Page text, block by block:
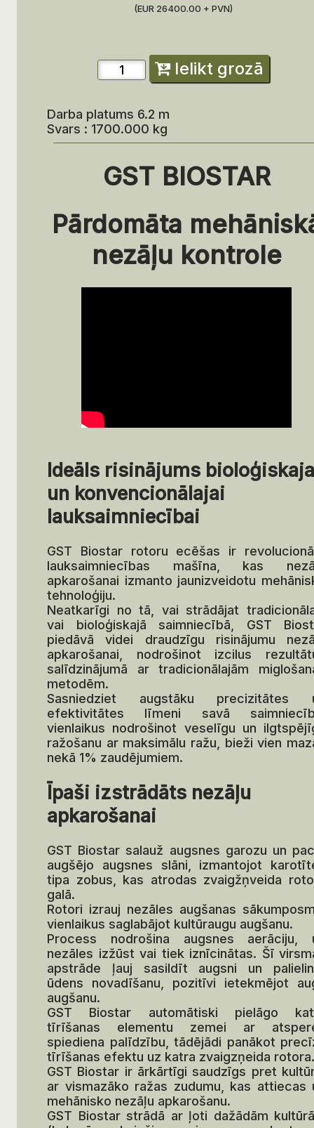
(EUR 26400.00 + PVN)
Ielikt grozā
Darba platums 6.2 m
Svars : 1700.000 kg
GST BIOSTAR
Pārdomāta
nezāļu kontrole
Ideāls risinājums
un konvencionālajai
lauksaimniecībai
GST Biostar rotoru ecēšas ir
lauksaimniecības mašīna, kas
apkarošanai izmanto jaunizveidotu
tehnoloģiju.
Neatkarīgi no tā, vai strādājat
vai bioloģiskajā saimniecībā, GST
piedāvā videi draudzīgu risinājumu
apkarošanai, nodrošinot izcilus
salīdzinājumā ar tradicionālajām
metodēm.
Sasniedziet augstāku precizitātes
efektivitātes līmeni savā
vienlaikus nodrošinot veselīgu un
ražošanu ar maksimālu ražu, bieži vien
nekā 1% zaudējumiem.
Īpaši izstrādāts nezāļu
apkarošanai
GST Biostar salauž augsnes garozu un
augšējo augsnes slāni, izmantojot
tipa zobus, kas atrodas zvaigžņveida
galā.
Rotori izrauj nezāles augšanas
vienlaikus saglabājot kultūraugu augšanu.
Process nodrošina augsnes aerāciju,
nezāles izžūst vai tiek iznīcinātas. Šī
apstrāde ļauj sasildīt augsni un
ūdens novadīšanu, pozitīvi ietekmējot
augšanu.
GST Biostar automātiski pielāgo
tīrīšanas elementu zemei ar
spiediena palīdzību, tādējādi panākot
tīrīšanas efektu uz katra zvaigzņeida rotora.
GST Biostar ir ārkārtīgi saudzīgs pret
ar vismazāko ražas zudumu, kas attiecas
mehānisko nezāļu apkarošanu.
GST Biostar strādā ar ļoti dažādām